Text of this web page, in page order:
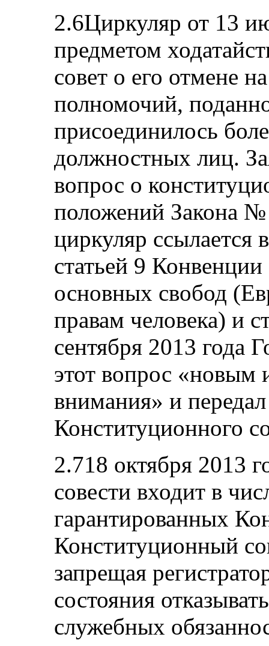
2.6Циркуляр от 13
предметом
совет о его отмене
полномочий,
присоединилось
должностных лиц.
вопрос о
положений Закона
циркуляр ссылается
статьей 9
основных свобод
правам человека) и
сентября 2013 года
этот вопрос
внимания» и
Конституционного
2.718 октября 2013
совести входит в
гарантированных
Конституционный
запрещая
состояния
служебных